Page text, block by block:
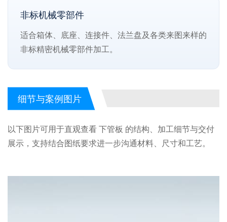
非标机械零部件
适合箱体、底座、连接件、法兰盘及各类来图来样的
非标精密机械零部件加工。
细节与案例图片
以下图片可用于直观查看 下管板 的结构、加工细节与交付
展示，支持结合图纸要求进一步沟通材料、尺寸和工艺。